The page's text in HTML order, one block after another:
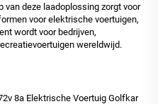
deze laadoplossing zorgt voor
voor elektrische voertuigen,
wordt voor bedrijven,
wereldwijd.
8a Elektrische Voertuig Golfkar